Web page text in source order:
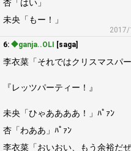
杏「はい」
未央「もー！」
2017/
6: ◆ganja..OLI [saga]
李衣菜「それではクリスマスパ
『レッツパーティー！』
未央「ひゃああああ！」ﾊﾟｧﾝ
杏「わああ」ﾊﾟｧﾝ
李衣菜「おいおい、もう余裕だ